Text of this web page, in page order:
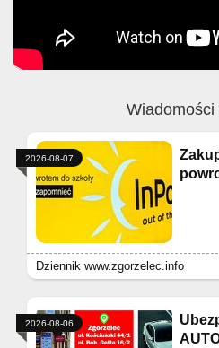
Wiadomości
Dziennik www.zgorzelec.info
2026-08-07
2026-08-06